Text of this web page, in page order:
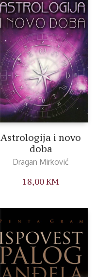
Astrologija i novo
doba
Dragan Mirković
18,00KM